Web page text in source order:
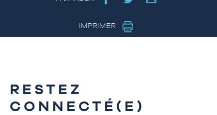
IMPRIMER
RESTEZ
CONNECTÉ(E)